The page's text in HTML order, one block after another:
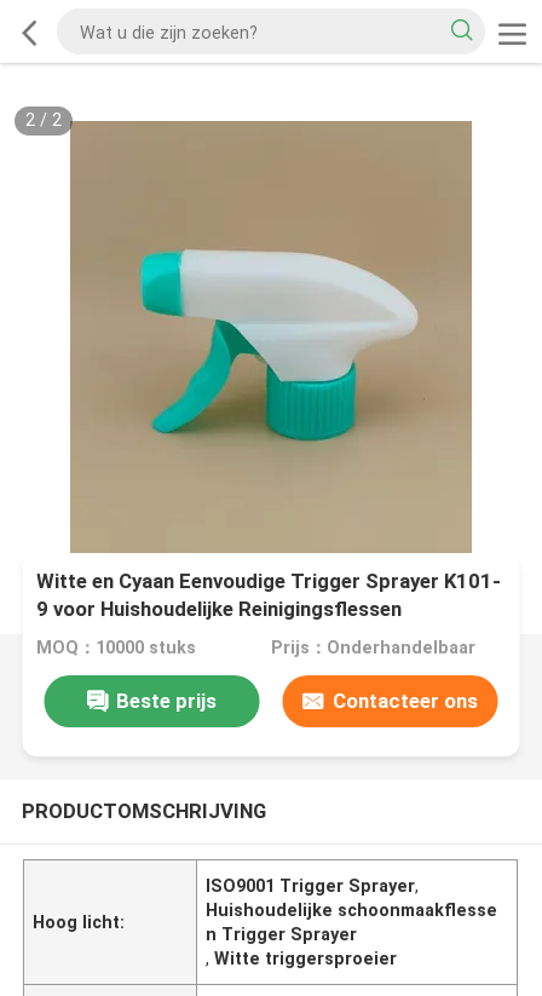
2/ 2
Witte en Cyaan Eenvoudige Trigger Sprayer K101-
9 voor Huishoudelijke Reinigingsflessen
Certificering
MOQ：10000 stuks Prijs：Onderhandelbaar
Beste prijs Contacteer ons
PRODUCTOMSCHRIJVING
Hoog licht:
ISO9001 Trigger Sprayer,
Huishoudelijke schoonmaakflesse
n Trigger Sprayer
,Witte triggersproeier